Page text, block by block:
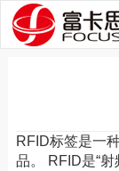
RFID标签是一
品。 RFID是“